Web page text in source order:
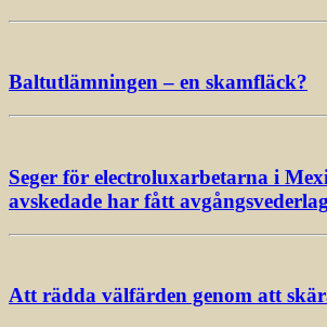
Baltutlämningen – en skamfläck?
Seger för electroluxarbetarna i
avskedade har fått avgångsvederlag
Att rädda välfärden genom att